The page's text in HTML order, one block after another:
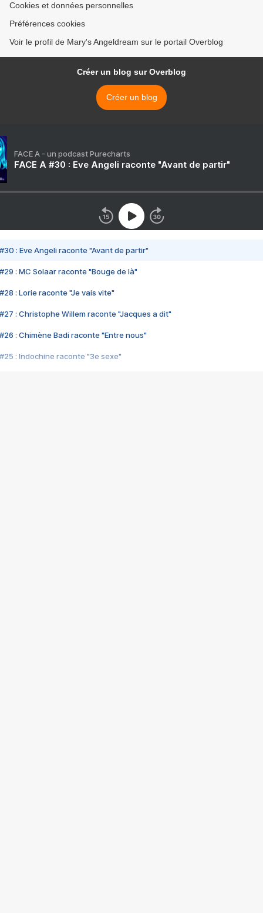
Cookies et données personnelles
Préférences cookies
Voir le profil de Mary's Angeldream sur le portail Overblog
Créer un blog sur Overblog
Créer un blog
FACE A - un podcast Purecharts
FACE A #30 : Eve Angeli raconte "Avant de partir"
#30 : Eve Angeli raconte "Avant de partir"
#29 : MC Solaar raconte "Bouge de là"
#28 : Lorie raconte "Je vais vite"
#27 : Christophe Willem raconte "Jacques a dit"
#26 : Chimène Badi raconte "Entre nous"
#25 : Indochine raconte "3e sexe"